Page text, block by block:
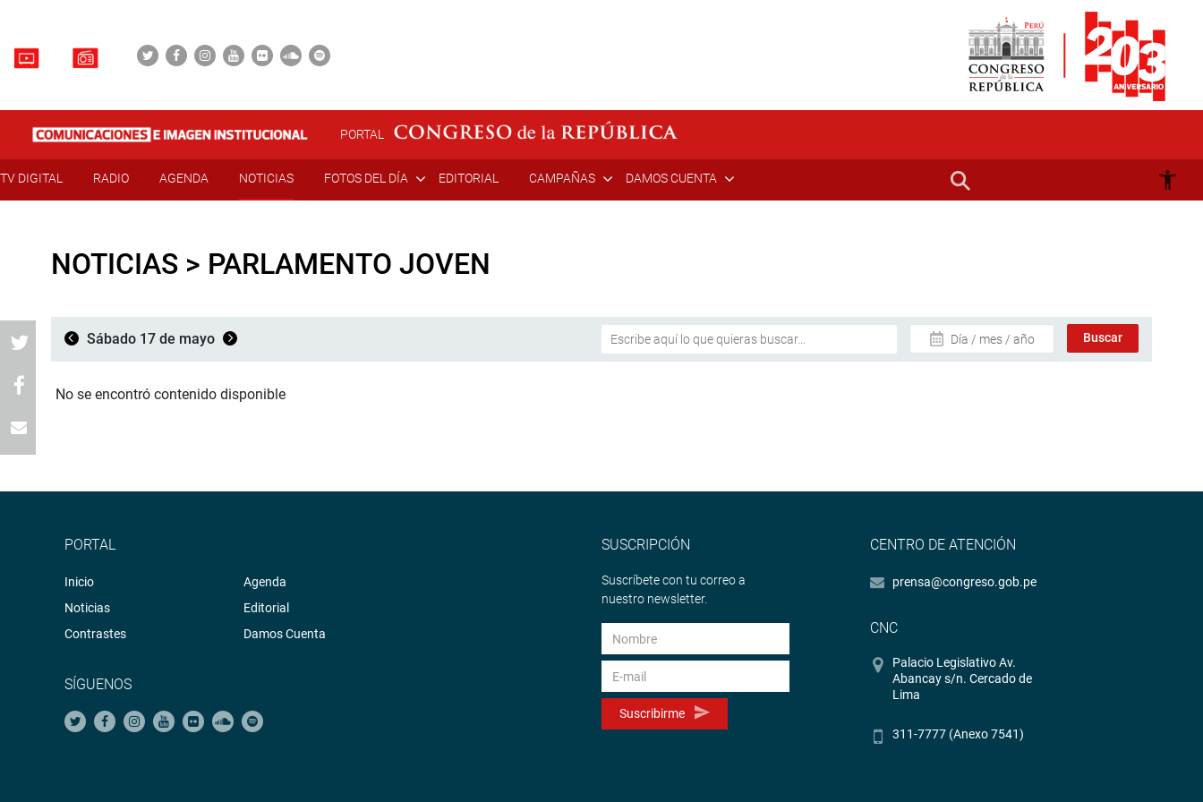
PORTAL
TV DIGITAL RADIO AGENDA NOTICIAS FOTOS DEL DÍA EDITORIAL CAMPAÑAS DAMOS CUENTA
NOTICIAS > PARLAMENTO JOVEN
Sábado 17 de mayo Día / mes / año
No se encontró contenido disponible
PORTAL
Inicio
Noticias
Contrastes
Agenda
Editorial
Damos Cuenta
SÍGUENOS
SUSCRIPCIÓN
Suscríbete con tu correo a
nuestro newsletter.
Suscribirme
CENTRO DE ATENCIÓN
prensa@congreso.gob.pe
CNC
Palacio Legislativo Av.
Abancay s/n. Cercado de
Lima
311-7777 (Anexo 7541)